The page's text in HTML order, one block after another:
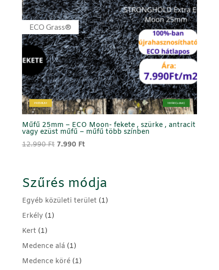
ECO Grass®
PRÉMIUM NYÁRI (sötét)
Műfű 25mm – ECO Moon- fekete , szürke , antracit
vagy ezüst műfű – műfű több színben
12.990Ft Original
12.990 Ft.
7.990 FtCurrent
7.990 Ft.
Szűrés módja
Egyéb közületi terület (1)
Erkély (1)
Kert (1)
Medence alá (1)
Medence köré (1)